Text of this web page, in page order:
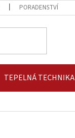
PORADENSTVÍ
TEPELNÁ TECHNIKA